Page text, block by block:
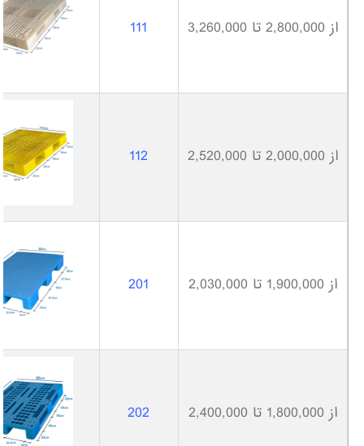
از 2,800,000 تا 3,260,000 111
از 2,000,000 تا 2,520,000 112
از 1,900,000 تا 2,030,000 201
از 1,800,000 تا 2,400,000 202